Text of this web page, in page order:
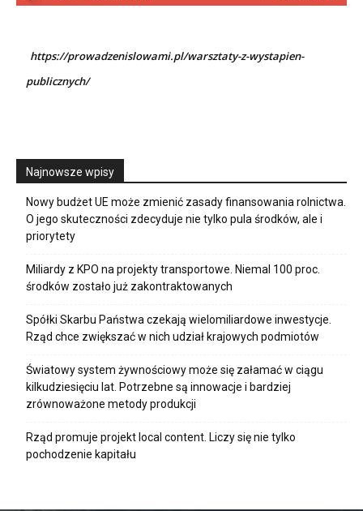
https://prowadzenislowami.pl/warsztaty-z-wystapien-
publicznych/
Najnowsze wpisy
Nowy budżet UE może zmienić zasady finansowania rolnictwa.
O jego skuteczności zdecyduje nie tylko pula środków, ale i
priorytety
Miliardy z KPO na projekty transportowe. Niemal 100 proc.
środków zostało już zakontraktowanych
Spółki Skarbu Państwa czekają wielomiliardowe inwestycje.
Rząd chce zwiększać w nich udział krajowych podmiotów
Światowy system żywnościowy może się załamać w ciągu
kilkudziesięciu lat. Potrzebne są innowacje i bardziej
zrównoważone metody produkcji
Rząd promuje projekt local content. Liczy się nie tylko
pochodzenie kapitału